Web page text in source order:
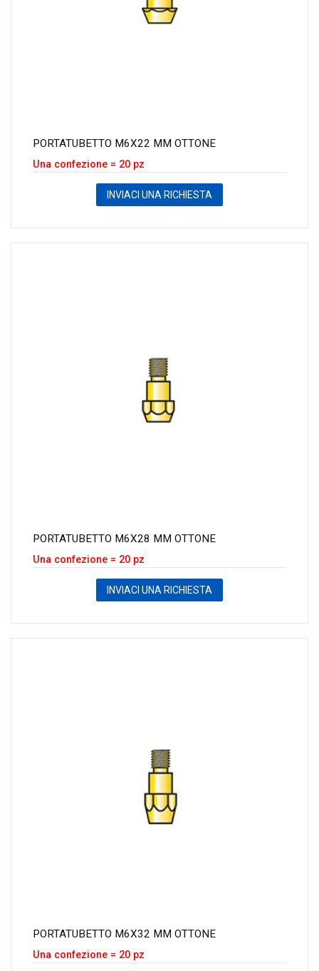
PORTATUBETTO M6X22 MM OTTONE
Una confezione = 20 pz
INVIACI UNA RICHIESTA
PORTATUBETTO M6X28 MM OTTONE
Una confezione = 20 pz
INVIACI UNA RICHIESTA
PORTATUBETTO M6X32 MM OTTONE
Una confezione = 20 pz